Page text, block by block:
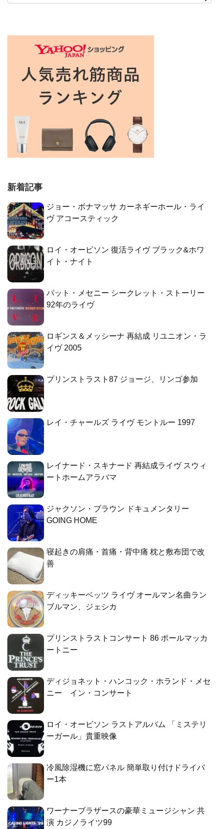
新着記事
ジョー・ボナマッサ カーネギーホール・ライ
ヴ アコースティック
ロイ・オービソン 復活ライヴ ブラック&ホワ
イト・ナイト
パット・メセニー シークレット・ストーリー
92年のライヴ
ロギンス＆メッシーナ 再結成 リユニオン・ラ
イヴ 2005
プリンストラスト87 ジョージ、リンゴ参加
レイ・チャールズ ライヴ モントルー 1997
レイナード・スキナード 再結成ライヴ スウィ
ートホームアラバマ
ジャクソン・ブラウン ドキュメンタリー
GOING HOME
寝起きの肩痛・首痛・背中痛 枕と敷布団で改
善
ディッキーベッツ ライヴ オールマン名曲ラン
ブルマン、ジェシカ
プリンストラストコンサート 86 ポールマッカ
ートニー
ディジョネット・ハンコック・ホランド・メセ
ニー イン・コンサート
ロイ・オービソン ラストアルバム 「ミステリ
ーガール」貴重映像
冷風除湿機に窓パネル 簡単取り付けドライバ
ー1本
ワーナーブラザースの豪華ミュージシャン 共
演 カジノライツ99